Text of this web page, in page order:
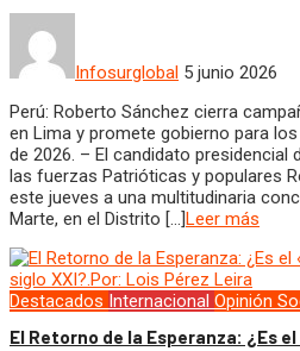
Infosurglobal 5 junio 2026
Perú: Roberto Sánchez cierra
en Lima y promete gobierno para
de 2026. – El candidato presidencial
las fuerzas Patrióticas y populares
este jueves a una multitudinaria
Marte, en el Distrito […]Leer más
Destacados Internacional Opinión
​El Retorno de la Esperanza: ¿Es